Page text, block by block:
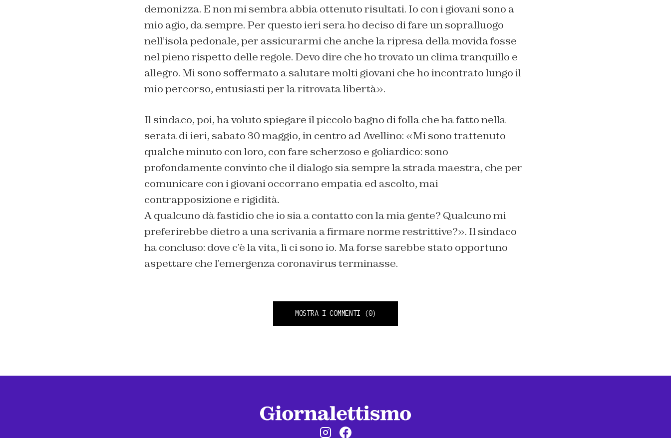
demonizza. E non mi sembra abbia ottenuto risultati. Io con i giovani sono a
mio agio, da sempre. Per questo ieri sera ho deciso di fare un sopralluogo
nell’isola pedonale, per assicurarmi che anche la ripresa della movida fosse
nel pieno rispetto delle regole. Devo dire che ho trovato un clima tranquillo e
allegro. Mi sono soffermato a salutare molti giovani che ho incontrato lungo il
mio percorso, entusiasti per la ritrovata libertà».
Il sindaco, poi, ha voluto spiegare il piccolo bagno di folla che ha fatto nella
serata di ieri, sabato 30 maggio, in centro ad Avellino: «Mi sono trattenuto
qualche minuto con loro, con fare scherzoso e goliardico: sono
profondamente convinto che il dialogo sia sempre la strada maestra, che per
comunicare con i giovani occorrano empatia ed ascolto, mai
contrapposizione e rigidità.
A qualcuno dà fastidio che io sia a contatto con la mia gente? Qualcuno mi
preferirebbe dietro a una scrivania a firmare norme restrittive?». Il sindaco
ha concluso: dove c’è la vita, lì ci sono io. Ma forse sarebbe stato opportuno
aspettare che l’emergenza coronavirus terminasse.
MOSTRA I COMMENTI (0)